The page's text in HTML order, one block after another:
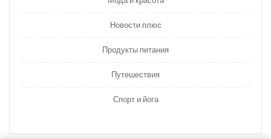
Новости плюс
Продукты питания
Путешествия
Спорт и йога